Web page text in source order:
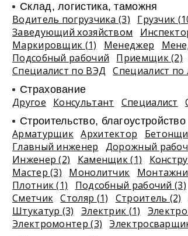
Склад, логистика, таможня
Водитель погрузчика (3) Грузчик
Заведующий хозяйством
Маркировщик (1)
Менеджер
Подсобный рабочий
Приемщик (2)
Специалист по ВЭД
Специалист по
Страхование
Другое Консультант Специалист
Строительство, благоустройство
Арматурщик Архитектор
Главный инженер
Дорожный
Инженер (2)
Каменщик (1)
Мастер (3)
Монолитчик
Плотник (1)
Подсобный рабочий (3)
Сметчик Столяр (1) Строитель (2)
Штукатур (3)
Электрик (1)
Электромонтер (3)